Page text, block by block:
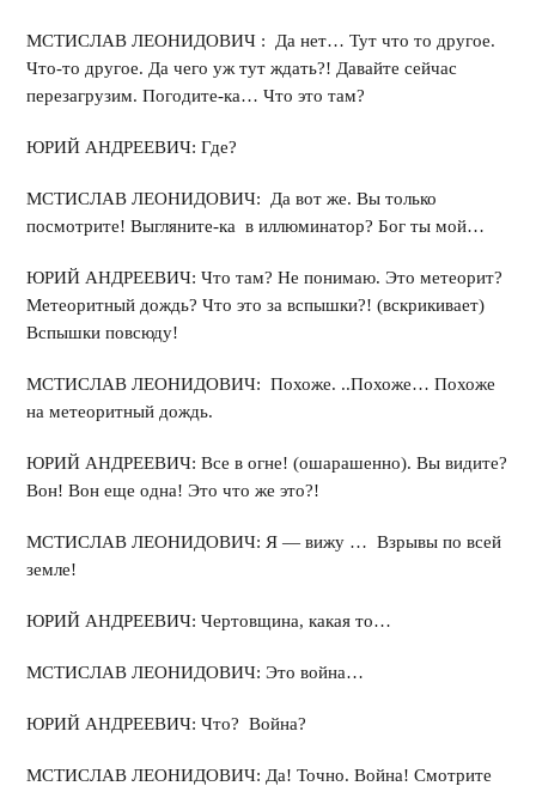
МСТИСЛАВ ЛЕОНИДОВИЧ : Да нет… Тут что то другое.
Что-то другое. Да чего уж тут ждать?! Давайте сейчас
перезагрузим. Погодите-ка… Что это там?
ЮРИЙ АНДРЕЕВИЧ: Где?
МСТИСЛАВ ЛЕОНИДОВИЧ: Да вот же. Вы только
посмотрите! Выгляните-ка в иллюминатор? Бог ты мой…
ЮРИЙ АНДРЕЕВИЧ: Что там? Не понимаю. Это метеорит?
Метеоритный дождь? Что это за вспышки?! (вскрикивает)
Вспышки повсюду!
МСТИСЛАВ ЛЕОНИДОВИЧ: Похоже. ..Похоже… Похоже
на метеоритный дождь.
ЮРИЙ АНДРЕЕВИЧ: Все в огне! (ошарашенно). Вы видите?
Вон! Вон еще одна! Это что же это?!
МСТИСЛАВ ЛЕОНИДОВИЧ: Я — вижу … Взрывы по всей
земле!
ЮРИЙ АНДРЕЕВИЧ: Чертовщина, какая то…
МСТИСЛАВ ЛЕОНИДОВИЧ: Это война…
ЮРИЙ АНДРЕЕВИЧ: Что? Война?
МСТИСЛАВ ЛЕОНИДОВИЧ: Да! Точно. Война! Смотрите